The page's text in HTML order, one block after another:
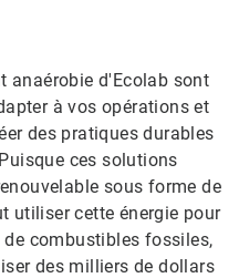
anaérobie d'Ecolab sont
à vos opérations et
des pratiques durables
ces solutions
sous forme de
utiliser cette énergie pour
combustibles fossiles,
des milliers de dollars